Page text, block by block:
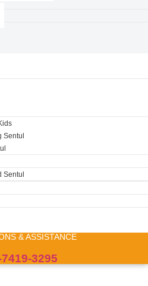
Sentul
Sentul
& ASSISTANCE
3295